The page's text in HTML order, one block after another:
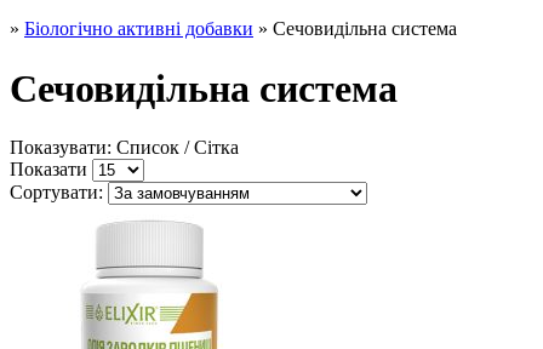
» Біологічно активні добавки » Сечовидільна система
Сечовидільна система
Показувати: Список /Сітка
Показати
Сортувати: